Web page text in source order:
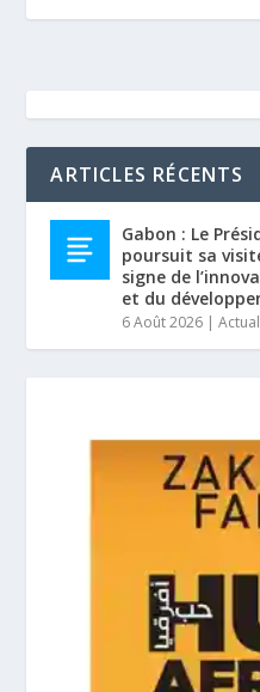
ARTICLES RÉCENTS
Gabon : Le
poursuit sa
signe de
et du
6 Août 2026 |